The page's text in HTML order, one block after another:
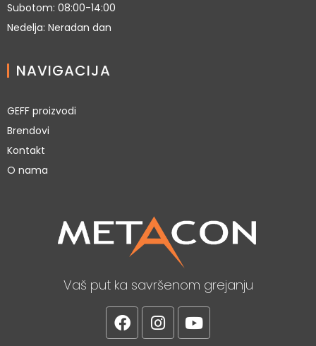
Subotom: 08:00-14:00
Nedelja: Neradan dan
NAVIGACIJA
GEFF proizvodi
Brendovi
Kontakt
O nama
Vaš put ka savršenom grejanju